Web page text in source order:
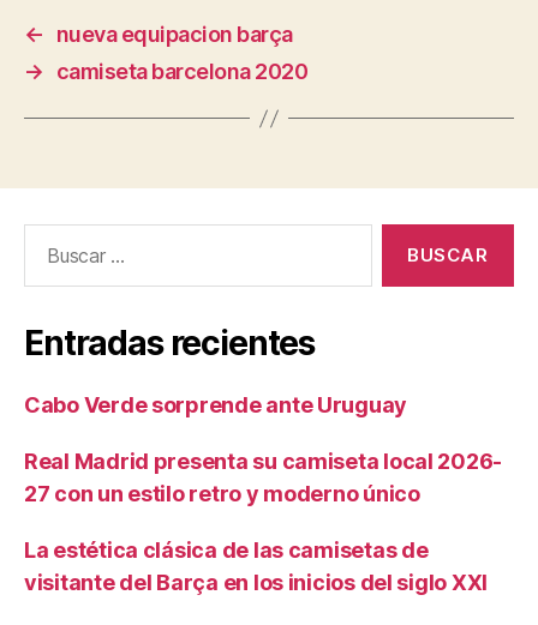
←
nueva equipacion barça
→
camiseta barcelona 2020
Entradas recientes
Cabo Verde sorprende ante Uruguay
Real Madrid presenta su camiseta local 2026-
27 con un estilo retro y moderno único
La estética clásica de las camisetas de
visitante del Barça en los inicios del siglo XXI